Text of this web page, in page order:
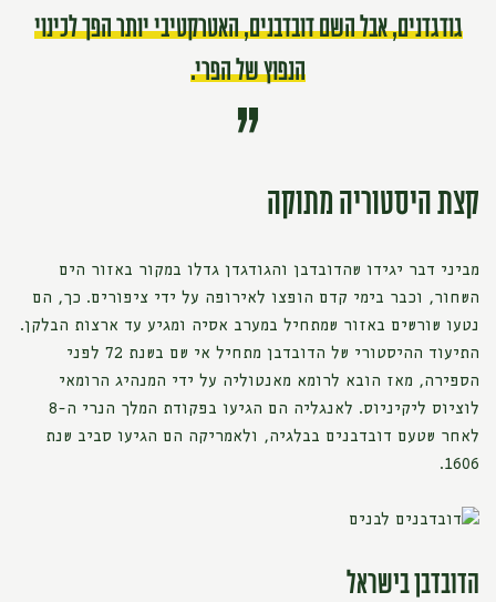
גודגדנים, אבל השם דובדבנים, האטרקטיבי יותר הפך לכינוי
הנפוץ של הפרי.
קצת היסטוריה מתוקה
מביני דבר יגידו שהדובדבן והגודגדן גדלו במקור באזור הים
השחור, וכבר בימי קדם הופצו לאירופה על ידי ציפורים. כך, הם
נטעו שורשים באזור שמתחיל במערב אסיה ומגיע עד ארצות הבלקן.
התיעוד ההיסטורי של הדובדבן מתחיל אי שם בשנת 72 לפני
הספירה, מאז הובא לרומא מאנטוליה על ידי המנהיג הרומאי
לוציוס ליקיניוס. לאנגליה הם הגיעו בפקודת המלך הנרי ה-8
לאחר שטעם דובדבנים בבלגיה, ולאמריקה הם הגיעו סביב שנת
1606.
הדובדבן בישראל